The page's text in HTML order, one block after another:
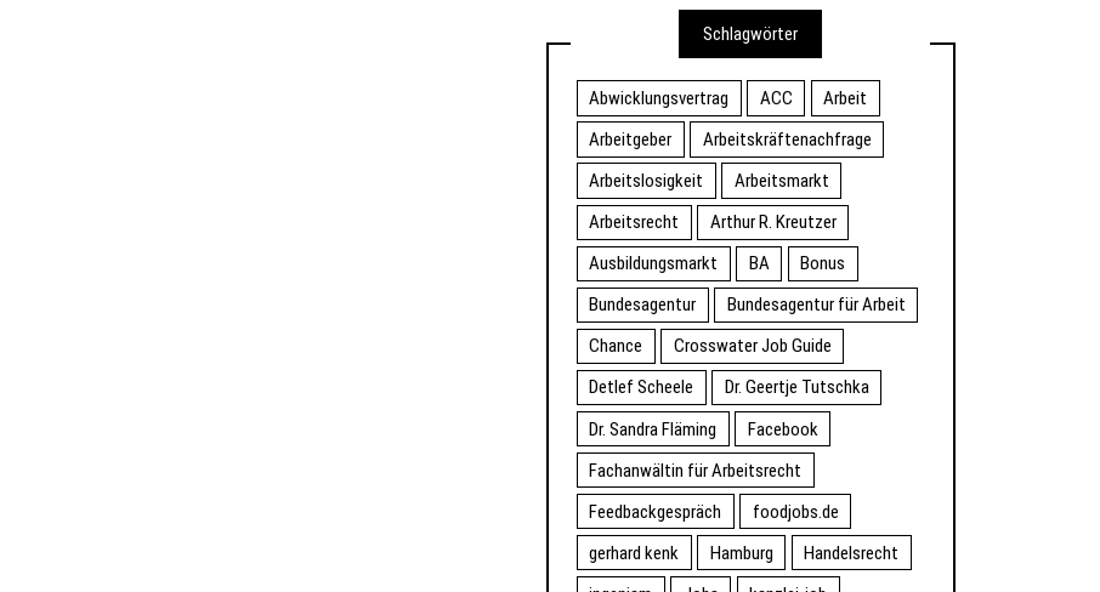
Schlagwörter
Abwicklungsvertrag ACC
Arbeit
Arbeitgeber
Arbeitskräftenachfrage
Arbeitslosigkeit
Arbeitsmarkt
Arbeitsrecht
Arthur R. Kreutzer
Ausbildungsmarkt
BA
Bonus
Bundesagentur
Bundesagentur für Arbeit
Chance
Crosswater Job Guide
Detlef Scheele
Dr. Geertje Tutschka
Dr. Sandra Fläming
Facebook
Fachanwältin für Arbeitsrecht
Feedbackgespräch
foodjobs.de
gerhard kenk
Hamburg
Handelsrecht